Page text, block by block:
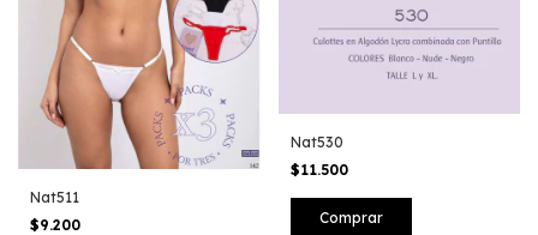
Nat511
$9.200
Nat530
$11.500
Comprar